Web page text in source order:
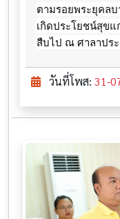
ตามรอยพระยุคล
เกิดประโยชน์สุข
สืบไป ณ​ ศาลา​ปร
วันที่โพส: 31-